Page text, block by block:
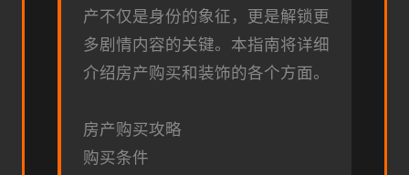
产不仅是身份的象征，更是解锁更
多剧情内容的关键。本指南将详细
介绍房产购买和装饰的各个方面。
房产购买攻略
购买条件